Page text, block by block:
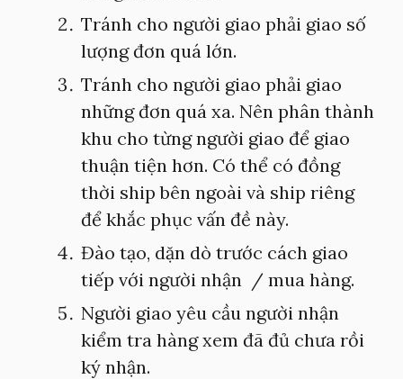
Tránh cho người giao phải giao số
lượng đơn quá lớn.
Tránh cho người giao phải giao
những đơn quá xa. Nên phân thành
khu cho từng người giao để giao
thuận tiện hơn. Có thể có đồng
thời ship bên ngoài và ship riêng
để khắc phục vấn đề này.
Đào tạo, dặn dò trước cách giao
tiếp với người nhận / mua hàng.
Người giao yêu cầu người nhận
kiểm tra hàng xem đã đủ chưa rồi
ký nhận.